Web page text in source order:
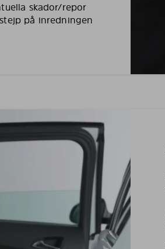
skador/repor
på inredningen